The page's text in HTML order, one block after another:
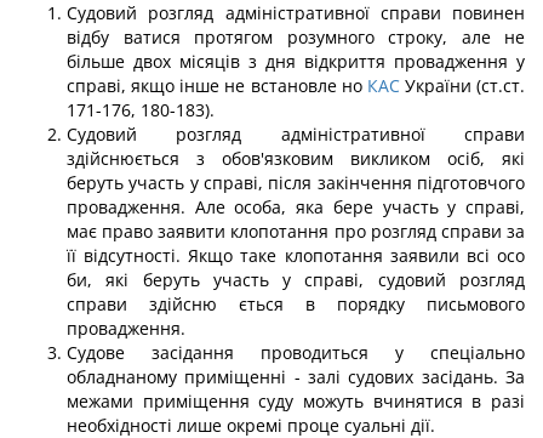
Судовий розгляд адміністративної справи повинен
відбу ватися протягом розумного строку, але не
більше двох місяців з дня відкриття провадження у
справі, якщо інше не встановле но КАСУкраїни (ст.ст.
171-176, 180-183).
Судовий розгляд адміністративної справи
здійснюється з обов'язковим викликом осіб, які
беруть участь у справі, після закінчення підготовчого
провадження. Але особа, яка бере участь у справі,
має право заявити клопотання про розгляд справи за
її відсутності. Якщо таке клопотання заявили всі осо
би, які беруть участь у справі, судовий розгляд
справи здійсню ється в порядку письмового
провадження.
Судове засідання проводиться у спеціально
обладнаному приміщенні - залі судових засідань. За
межами приміщення суду можуть вчинятися в разі
необхідності лише окремі проце суальні дії.